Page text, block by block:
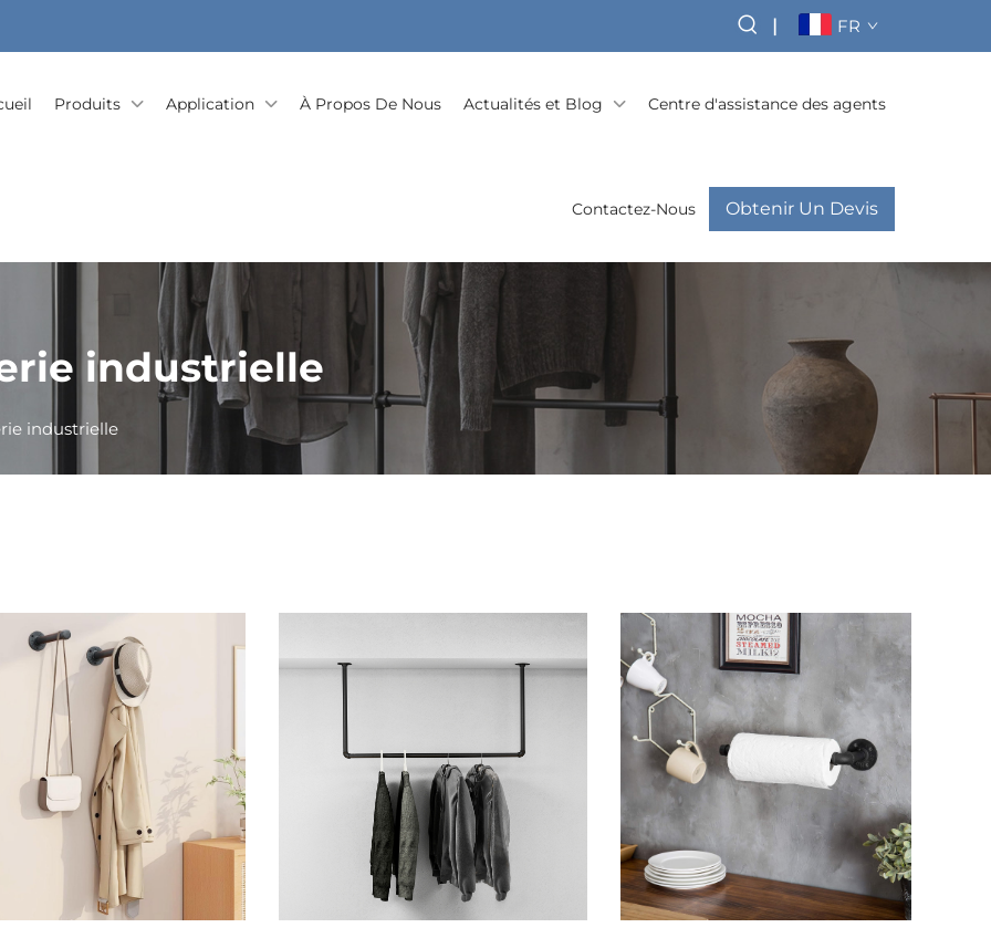
| FR
Produits Application À Propos De Nous Actualités et Blog Centre d'assistance des agents
Contactez-Nous Obtenir Un Devis
industrielle
industrielle